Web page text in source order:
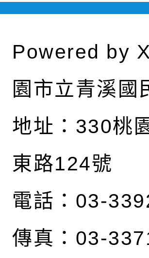
Powered by
園市立青溪國
地址： 330桃
東路124號
電話：03-
傳真：03-